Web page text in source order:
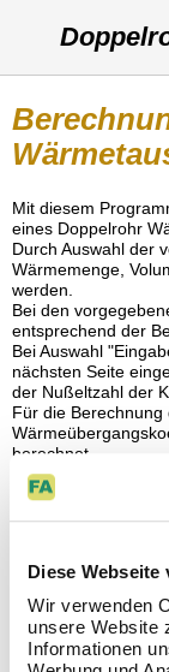
Diese Webseite
Wir verwenden
unsere Website
Informationen
Mit diesem
eines Doppelrohr
Durch Auswahl der
Wärmemenge,
werden.
Bei den
entsprechend der
Bei Auswahl
nächsten Seite
der Nußeltzahl der
Für die
berechnet.
Es wird
aufzunehmende
Eingabewerte:
WT-Ausführung:
Kaltes Medium: